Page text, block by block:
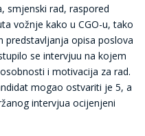
smjenski rad, raspored
vožnje kako u CGO-u, tako
predstavljanja opisa poslova
se intervjuu na kojem
i motivacija za rad.
mogao ostvariti je 5, a
intervjua ocijenjeni